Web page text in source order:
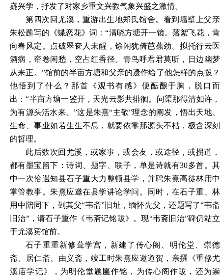
嶷兴学，抒发了对家乡重文兴教气象兴盛之激情。
第四次回尤溪，重游出生地郑氏馆舍。看到墙壁上父亲
朱松题写的《蝶恋花》词：“清晓方塘开一镜。落絮飞花，肯
向春风定。点破翠奁人未醒，馀闲犹倚芭蕉劲。拟托行云医
酒病，帘卷闲愁，空占红香径。青鸟呼君君莫听，日边幽梦
从来正。”馆前的半亩方塘和父亲的遗作给了他怎样的点拨？
他悟到了什么？那首《观书有感》便酝酿于胸，脱口而
出：“半亩方塘一鉴开，天光云影共徘徊。问渠那得清如许，
为有源头活水来。”这是朱熹“主敬”理念的阐发，悟出天地、
生命、事业如若生生不息，就要依靠那源头不枯，极含深刻
的哲理。
此后数次回尤溪，或家事，或会友，或途径，或拐道，
都有墨宝留下：诗词、题字、联子，单是诗就有30多首。其
中一次恰遇知县石子重大力整顿县学，并聘朱熹高徒林用中
掌管教事。朱熹应邀在县学讲论学问。同时，在石子重、林
用中陪同下，到其父“韦斋”旧址，缅怀先父，还题写了“韦斋
旧治”，请石子重作《韦斋记铭跋》。现“韦斋旧治”碑仍站立
于尤溪宾馆前。
石子重重新修葺学宫，新建了传心阁、明伦堂、崇德
斋、居仁斋、由义斋，竣工时朱熹应邀道贺，亲撰《重修尤
溪庙学记》，为明伦堂题匾作铭，为传心阁作跋，还为崇